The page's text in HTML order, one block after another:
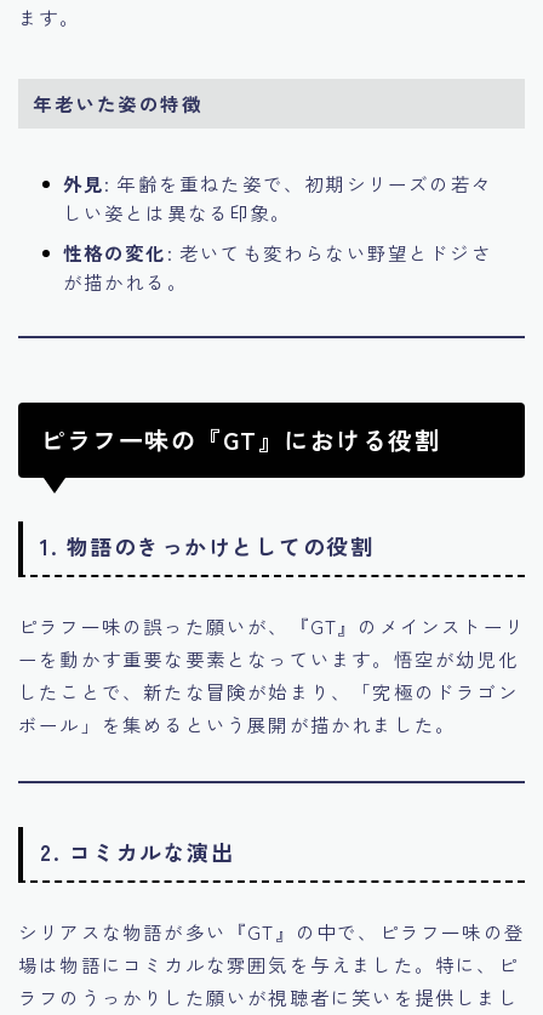
ます。
年老いた姿の特徴
外見: 年齢を重ねた姿で、初期シリーズの若々
しい姿とは異なる印象。
性格の変化: 老いても変わらない野望とドジさ
が描かれる。
ピラフ一味の『GT』における役割
1. 物語のきっかけとしての役割
ピラフ一味の誤った願いが、『GT』のメインストーリ
ーを動かす重要な要素となっています。悟空が幼児化
したことで、新たな冒険が始まり、「究極のドラゴン
ボール」を集めるという展開が描かれました。
2. コミカルな演出
シリアスな物語が多い『GT』の中で、ピラフ一味の登
場は物語にコミカルな雰囲気を与えました。特に、ピ
ラフのうっかりした願いが視聴者に笑いを提供しまし